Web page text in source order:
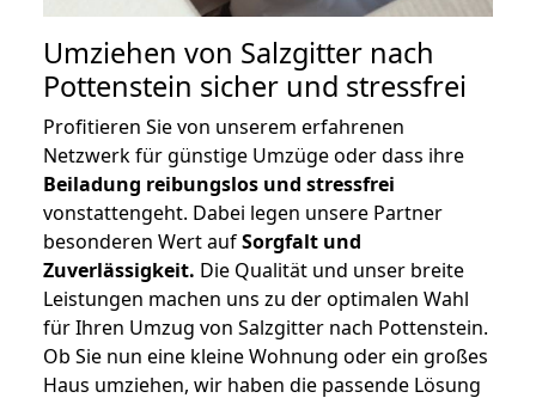
Umziehen von Salzgitter nach
Pottenstein sicher und stressfrei
Profitieren Sie von unserem erfahrenen
Netzwerk für günstige Umzüge oder dass ihre
Beiladung reibungslos und stressfrei
vonstattengeht. Dabei legen unsere Partner
besonderen Wert aufSorgfalt und
Zuverlässigkeit. Die Qualität und unser breite
Leistungen machen uns zu der optimalen Wahl
für Ihren Umzug von Salzgitter nach Pottenstein.
Ob Sie nun eine kleine Wohnung oder ein großes
Haus umziehen, wir haben die passende Lösung